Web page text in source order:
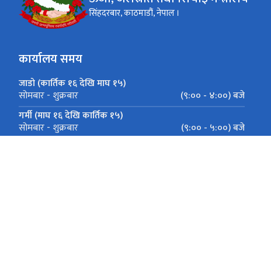
सिंहदरबार, काठमाडौं, नेपाल ।
कार्यालय समय
जाडो (कार्तिक १६ देखि माघ १५)
सोमबार - शुक्रबार
(९:०० - ४:००) बजे
गर्मी (माघ १६ देखि कार्तिक १५)
सोमबार - शुक्रबार (९:०० - ५:००) बजे